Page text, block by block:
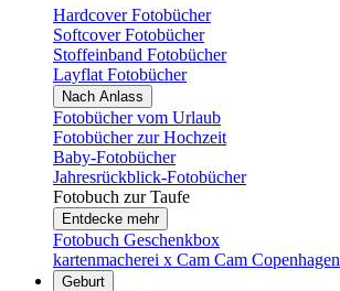
Hardcover Fotobücher
Softcover Fotobücher
Stoffeinband Fotobücher
Layflat Fotobücher
Nach Anlass
Fotobücher vom Urlaub
Fotobücher zur Hochzeit
Baby-Fotobücher
Jahresrückblick-Fotobücher
Fotobuch zur Taufe
Entdecke mehr
Fotobuch Geschenkbox
kartenmacherei x Cam Cam Copenhagen
Geburt